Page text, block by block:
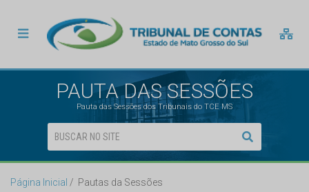
PAUTA DAS SESSÕES
Pauta das Sessões dos Tribunais do TCE MS
Página Inicial Pautas da Sessões